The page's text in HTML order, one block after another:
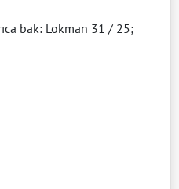
bak: Lokman 31 / 25;